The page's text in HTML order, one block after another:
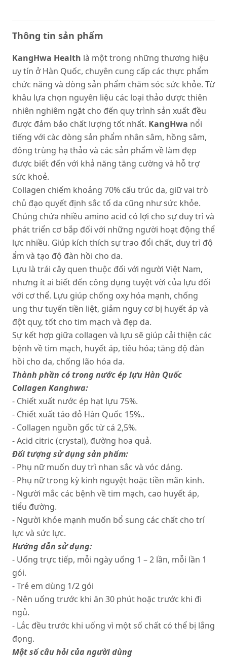
Thông tin sản phẩm
KangHwa Health là một trong những thương hiệu
uy tín ở Hàn Quốc, chuyên cung cấp các thực phẩm
chức năng và dòng sản phẩm chăm sóc sức khỏe. Từ
khâu lựa chọn nguyên liệu các loại thảo dược thiên
nhiên nghiêm ngặt cho đến quy trình sản xuất đều
được đảm bảo chất lượng tốt nhất. KangHwa nổi
tiếng với càc dòng sản phẩm nhân sâm, hồng sâm,
đông trùng hạ thảo và các sản phẩm về làm đẹp
được biết đến với khả năng tăng cường và hỗ trợ
sức khoẻ.
Collagen chiếm khoảng 70% cấu trúc da, giữ vai trò
chủ đạo quyết định sắc tố da cũng như sức khỏe.
Chúng chứa nhiều amino acid có lợi cho sự duy trì và
phát triển cơ bắp đối với những người hoạt động thể
lực nhiều. Giúp kích thích sự trao đổi chất, duy trì độ
ẩm và tạo độ đàn hồi cho da.
Lựu là trái cây quen thuộc đối với người Việt Nam,
nhưng ít ai biết đến công dụng tuyệt vời của lựu đối
với cơ thể. Lựu giúp chống oxy hóa mạnh, chống
ung thư tuyến tiền liệt, giảm nguy cơ bị huyết áp và
đột quỵ, tốt cho tim mạch và đẹp da.
Sự kết hợp giữa collagen và lựu sẽ giúp cải thiện các
bệnh về tim mạch, huyết áp, tiêu hóa; tăng độ đàn
hồi cho da, chống lão hóa da.
Thành phần có trong nước ép lựu Hàn Quốc
Collagen Kanghwa:
- Chiết xuất nước ép hạt lựu 75%.
- Chiết xuất táo đỏ Hàn Quốc 15%..
- Collagen nguồn gốc từ cá 2,5%.
- Acid citric (crystal), đường hoa quả.
Đối tượng sử dụng sản phẩm:
- Phụ nữ muốn duy trì nhan sắc và vóc dáng.
- Phụ nữ trong kỳ kinh nguyệt hoặc tiền mãn kinh.
- Người mắc các bệnh về tim mạch, cao huyết áp,
tiểu đường.
- Người khỏe mạnh muốn bổ sung các chất cho trí
lực và sức lực.
Hướng dẫn sử dụng:
- Uống trực tiếp, mỗi ngày uống 1 – 2 lần, mỗi lần 1
gói.
- Trẻ em dùng 1/2 gói
- Nên uống trước khi ăn 30 phút hoặc trước khi đi
ngủ.
- Lắc đều trước khi uống vì một số chất có thể bị lắng
đọng.
Một số câu hỏi của người dùng